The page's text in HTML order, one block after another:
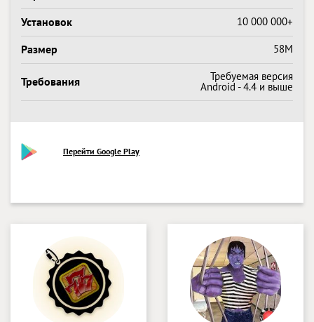
Установок 10 000 000+
Размер 58M
Требования Требуемая версия
Android - 4.4 и выше
Перейти Google Play